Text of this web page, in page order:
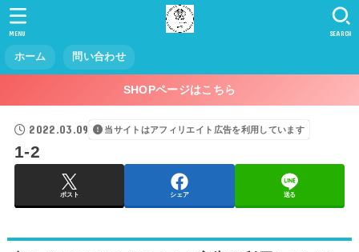
ホーム 問い合わせ
SEARCH
MENU
SHOPページはこちら
2022.03.09 当サイトはアフィリエイト広告を利用しています
1-2
ポスト シェア 送る